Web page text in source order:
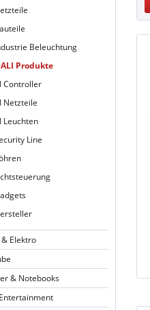
Beleuchtung
Produkte
Controller
Netzteile
Leuchten
Line
Elektro
& Notebooks